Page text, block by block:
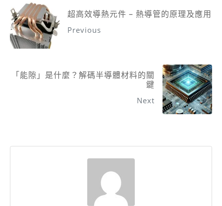
超高效導熱元件 – 熱導管的原理及應用
Previous
「能隙」是什麼？解碼半導體材料的關
鍵
Next